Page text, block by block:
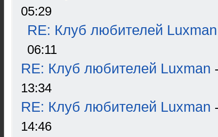
05:29
RE: Клуб любителей Luxman
06:11
RE: Клуб любителей Luxman
13:34
RE: Клуб любителей Luxman
14:46